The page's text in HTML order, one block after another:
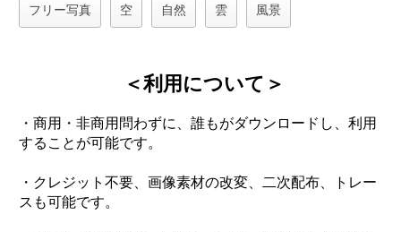
フリー写真 空 自然 雲 風景
＜利用について＞
・商用・非商用問わずに、誰もがダウンロードし、利用
することが可能です。
・クレジット不要、画像素材の改変、二次配布、トレー
スも可能です。